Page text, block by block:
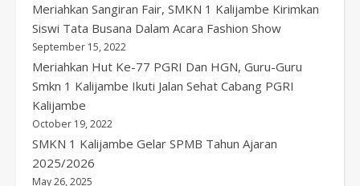
Meriahkan Sangiran Fair, SMKN 1 Kalijambe Kirimkan
Siswi Tata Busana Dalam Acara Fashion Show
September 15, 2022
Meriahkan Hut Ke-77 PGRI Dan HGN, Guru-Guru
Smkn 1 Kalijambe Ikuti Jalan Sehat Cabang PGRI
Kalijambe
October 19, 2022
SMKN 1 Kalijambe Gelar SPMB Tahun Ajaran
2025/2026
May 26, 2025